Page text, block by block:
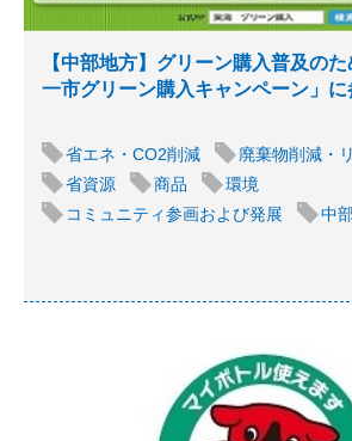
【中部地方】グリーン購入普及の
一市グリーン購入キャンペーン」
省エネ・CO2削減
廃棄物削減・
省資源
商品
環境
コミュニティ参画および発展
中